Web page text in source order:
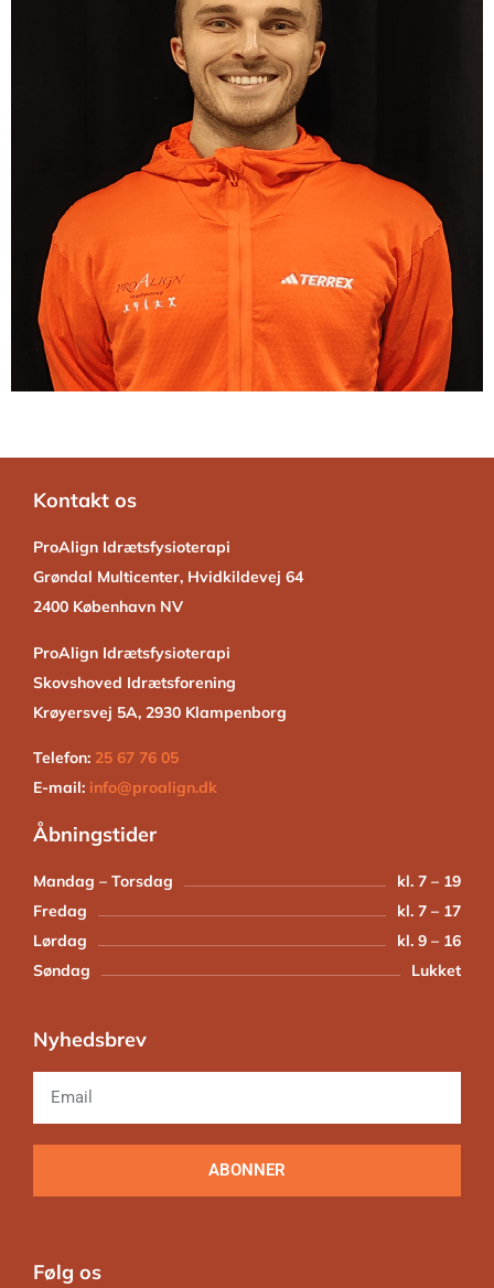
Kontakt os
ProAlign Idrætsfysioterapi
Grøndal Multicenter, Hvidkildevej 64
2400 København NV
ProAlign Idrætsfysioterapi
Skovshoved Idrætsforening
Krøyersvej 5A, 2930 Klampenborg
Telefon: 25 67 76 05
E-mail: info@proalign.dk
Åbningstider
Mandag – Torsdag
kl. 7 – 19
Fredag
kl. 7 – 17
Lørdag
kl. 9 – 16
Søndag
Lukket
Nyhedsbrev
ABONNER
Følg os